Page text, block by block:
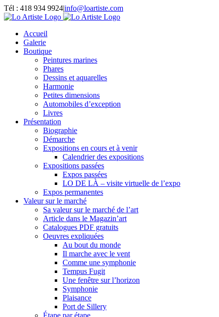
Passer
au
Tél : 418 934 9924|info@loartiste.com
Facebook
Instagram
Email
Pinterest
YouTube
Accueil
Galerie
Boutique
Peintures marines
Phares
Dessins et aquarelles
Harmonie
Petites dimensions
Automobiles d’exception
Livres
Présentation
Biographie
Démarche
Expositions en cours et à venir
Calendrier des expositions
Expositions passées
Expos passées
LO DE LÀ – visite virtuelle de l’expo
Expos permanentes
Valeur sur le marché
Sa valeur sur le marché de l’art
Article dans le Magazin’art
Catalogues PDF gratuits
Oeuvres expliquées
Au bout du monde
Il marche avec le vent
Comme une symphonie
Tempus Fugit
Une fenêtre sur l’horizon
Symphonie
Plaisance
Port de Sillery
Étape par étape